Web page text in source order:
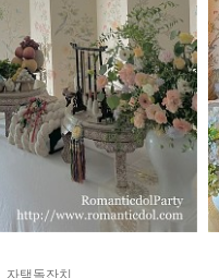
자택돌잔치